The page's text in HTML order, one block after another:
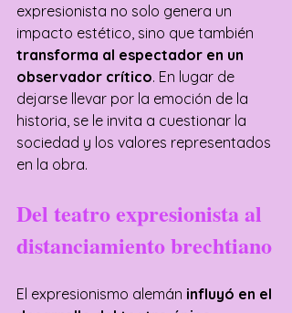
expresionista no solo genera un
impacto estético, sino que también
transforma al espectador en un
observador crítico. En lugar de
dejarse llevar por la emoción de la
historia, se le invita a cuestionar la
sociedad y los valores representados
en la obra.
Del teatro expresionista al
distanciamiento brechtiano
El expresionismo alemán influyó en el